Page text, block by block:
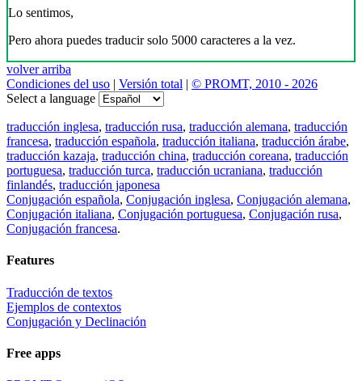
Lo sentimos,
Pero ahora puedes traducir solo 5000 caracteres a la vez.
volver arriba
Condiciones del uso | Versión total | © PROMT, 2010 - 2026
Select a language
traducción inglesa, traducción rusa, traducción alemana, traducción
francesa, traducción española, traducción italiana, traducción árabe,
traducción kazaja, traducción china, traducción coreana, traducción
portuguesa, traducción turca, traducción ucraniana, traducción
finlandés, traducción japonesa
Conjugación española, Conjugación inglesa, Conjugación alemana,
Conjugación italiana, Conjugación portuguesa, Conjugación rusa,
Conjugación francesa.
Features
Traducción de textos
Ejemplos de contextos
Conjugación y Declinación
Free apps